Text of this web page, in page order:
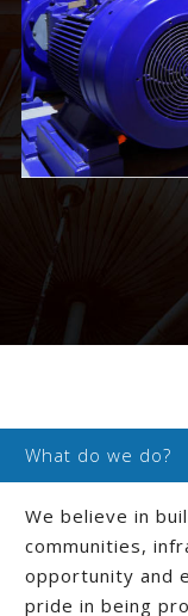
What do we do?
We believe in
communities,
opportunity and
pride in being